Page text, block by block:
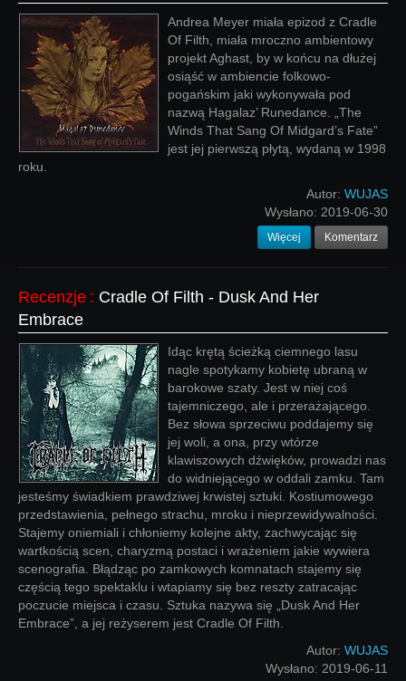
Andrea Meyer miała epizod z Cradle
Of Filth, miała mroczno ambientowy
projekt Aghast, by w końcu na dłużej
osiąść w ambiencie folkowo-
pogańskim jaki wykonywała pod
nazwą Hagalaz’ Runedance. „The
Winds That Sang Of Midgard’s Fate”
jest jej pierwszą płytą, wydaną w 1998
roku.
Autor: WUJAS
Wysłano: 2019-06-30
Więcej Komentarz
Recenzje : Cradle Of Filth - Dusk And Her
Embrace
Idąc krętą ścieżką ciemnego lasu
nagle spotykamy kobietę ubraną w
barokowe szaty. Jest w niej coś
tajemniczego, ale i przerażającego.
Bez słowa sprzeciwu poddajemy się
jej woli, a ona, przy wtórze
klawiszowych dźwięków, prowadzi nas
do widniejącego w oddali zamku. Tam
jesteśmy świadkiem prawdziwej krwistej sztuki. Kostiumowego
przedstawienia, pełnego strachu, mroku i nieprzewidywalności.
Stajemy oniemiali i chłoniemy kolejne akty, zachwycając się
wartkością scen, charyzmą postaci i wrażeniem jakie wywiera
scenografia. Błądząc po zamkowych komnatach stajemy się
częścią tego spektaklu i wtapiamy się bez reszty zatracając
poczucie miejsca i czasu. Sztuka nazywa się „Dusk And Her
Embrace”, a jej reżyserem jest Cradle Of Filth.
Autor: WUJAS
Wysłano: 2019-06-11